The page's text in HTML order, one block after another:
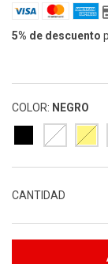
5% de descuento
COLOR: NEGRO
CANTIDAD